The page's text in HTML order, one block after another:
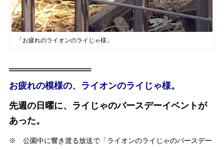
「お疲れのライオンのライじゃ様」
お疲れの模様の、ライオンのライじゃ様。
先週の日曜に、ライじゃのバースデーイベントが
あった。
※ 公園中に響き渡る放送で「ライオンのライじゃのバースデー